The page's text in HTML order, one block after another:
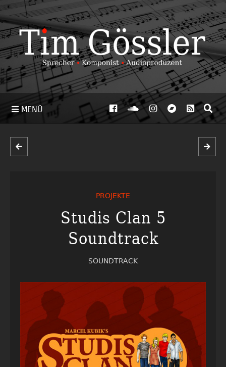
MENÜ
PROJEKTE
Studis Clan 5
Soundtrack
SOUNDTRACK